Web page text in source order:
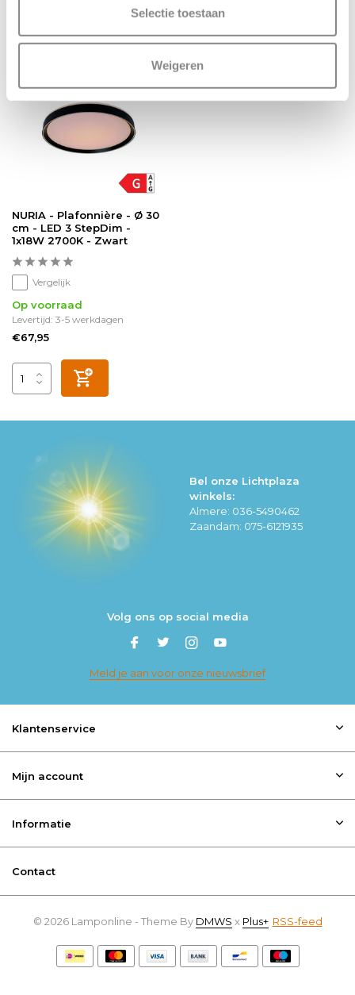
Selectie toestaan
Weigeren
NURIA - Plafonnière - Ø 30
cm - LED 3 StepDim -
1x18W 2700K - Zwart
Vergelijk
Op voorraad
Levertijd: 3-5 werkdagen
€67,95
Bel onze Lichtplaza
winkels:
Almere: 036-5490462
Zaandam: 075-6121935
Volg ons op social media
Meld je aan voor onze nieuwsbrief
Klantenservice
Mijn account
Informatie
Contact
© 2026 Lamponline - Theme By DMWS x Plus+ RSS-feed